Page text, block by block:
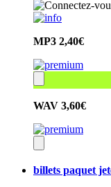
MP3 2,40€
WAV 3,60€
billets paquet